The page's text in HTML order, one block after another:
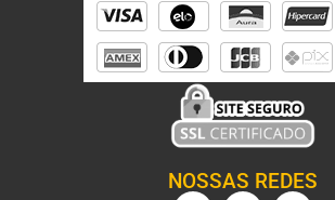
NOSSAS REDES